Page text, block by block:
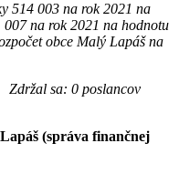
514 003 na rok 2021 na
007 na rok 2021 na hodnotu
obce Malý Lapáš na
Zdržal sa: 0 poslancov
(správa finančnej